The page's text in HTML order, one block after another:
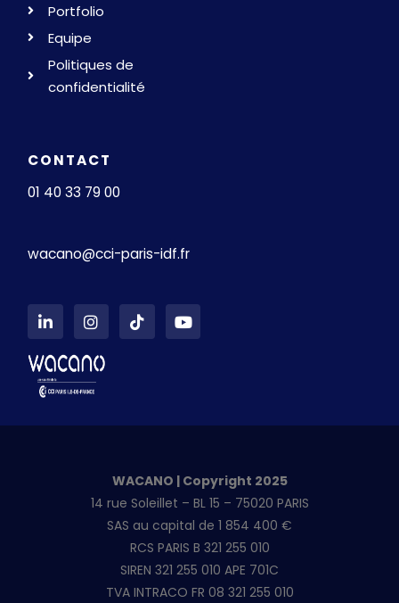
Portfolio
Equipe
Politiques de
confidentialité
CONTACT
01 40 33 79 00
wacano@cci-paris-idf.fr
L
i
n
k
e
d
n
I
n
s
t
a
g
a
T
i
k
Y
o
u
WACANO | Copyright 2025
14 rue Soleillet – BL 15 – 75020 PARIS
SAS au capital de 1 854 400 €
RCS PARIS B 321 255 010
SIREN 321 255 010 APE 701C
TVA INTRACO FR 08 321 255 010